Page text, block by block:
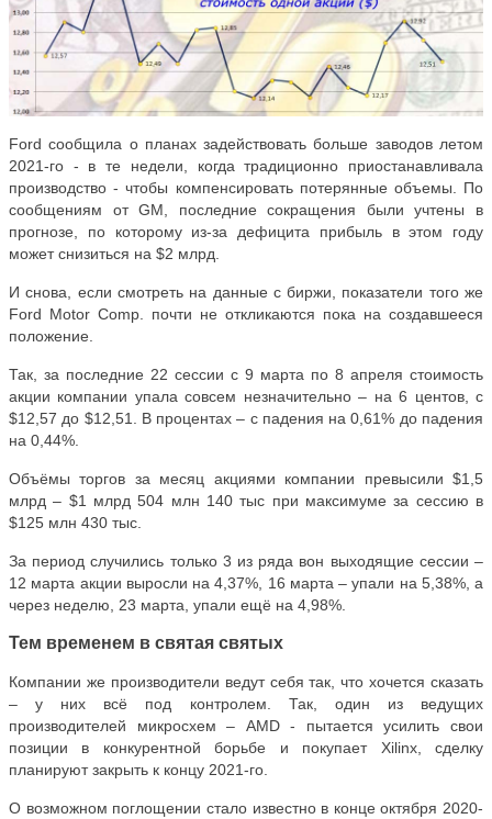
Ford сообщила о планах задействовать больше заводов летом
2021-го - в те недели, когда традиционно приостанавливала
производство - чтобы компенсировать потерянные объемы. По
сообщениям от GM, последние сокращения были учтены в
прогнозе, по которому из-за дефицита прибыль в этом году
может снизиться на $2 млрд.
И снова, если смотреть на данные с биржи, показатели того же
Ford Motor Comp. почти не откликаются пока на создавшееся
положение.
Так, за последние 22 сессии с 9 марта по 8 апреля стоимость
акции компании упала совсем незначительно – на 6 центов, с
$12,57 до $12,51. В процентах – с падения на 0,61% до падения
на 0,44%.
Объёмы торгов за месяц акциями компании превысили $1,5
млрд – $1 млрд 504 млн 140 тыс при максимуме за сессию в
$125 млн 430 тыс.
За период случились только 3 из ряда вон выходящие сессии –
12 марта акции выросли на 4,37%, 16 марта – упали на 5,38%, а
через неделю, 23 марта, упали ещё на 4,98%.
Тем временем в святая святых
Компании же производители ведут себя так, что хочется сказать
– у них всё под контролем. Так, один из ведущих
производителей микросхем – AMD - пытается усилить свои
позиции в конкурентной борьбе и покупает Xilinx, сделку
планируют закрыть к концу 2021-го.
О возможном поглощении стало известно в конце октября 2020-